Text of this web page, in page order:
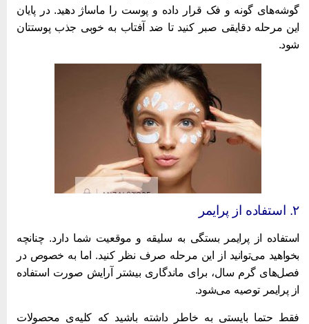
گونه و فک قرار داده و پوست را ماساژ دهید. در پایان
مرحله دقایقی صبر کنید تا ضد آفتاب به خوبی جذب پوستتان
از پرایمر بستگی به سلیقه و موقعیت شما دارد. چنانچه
می‌توانید از این مرحله صرف نظر کنید. اما به خصوص در
گرم سال، برای ماندگاری بیشتر آرایش صورت استفاده
پرایمر توصیه می‌شود.
حتما بایستی به خاطر داشته باشید که کلیه‌ی محصولات